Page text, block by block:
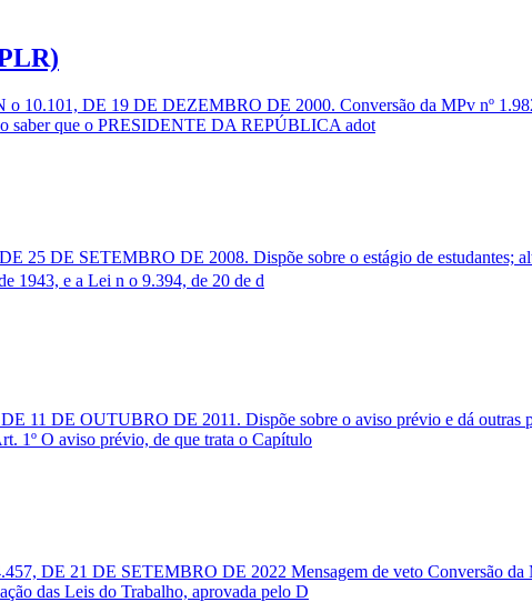
10.101, DE 19 DE DEZEMBRO DE 2000. Conversão da MPv nº
saber que o PRESIDENTE DA REPÚBLICA adot
25 DE SETEMBRO DE 2008. Dispõe sobre o estágio de estudantes;
1943, e a Lei n o 9.394, de 20 de d
11 DE OUTUBRO DE 2011. Dispõe sobre o aviso prévio e dá
1º O aviso prévio, de que trata o Capítulo
DE 21 DE SETEMBRO DE 2022 Mensagem de veto Conversão da
das Leis do Trabalho, aprovada pelo D